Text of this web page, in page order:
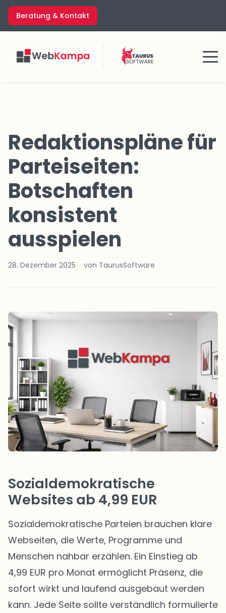
Zum
Inhalt
springen
Beratung & Kontakt
Menü
Redaktionspläne für
Parteiseiten:
Botschaften
konsistent
ausspielen
28. Dezember 2025 von TaurusSoftware
Sozialdemokratische
Websites ab 4,99 EUR
Sozialdemokratische Parteien brauchen klare
Webseiten, die Werte, Programme und
Menschen nahbar erzählen. Ein Einstieg ab
4,99 EUR pro Monat ermöglicht Präsenz, die
sofort wirkt und laufend ausgebaut werden
kann. Jede Seite sollte verständlich formulierte